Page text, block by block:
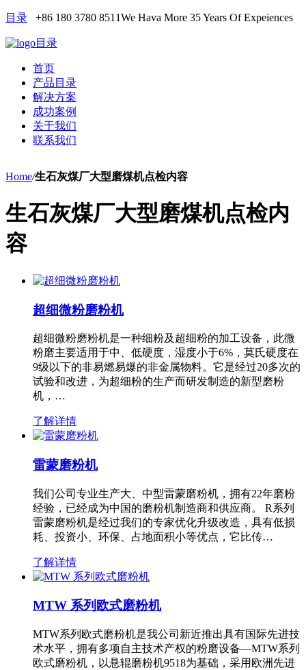
目录 +86 180 3780 8511We Hava More 35 Years Of Expeiences
目录
首页
产品目录
解决方案
成功案例
关于我们
联系我们
Home/生石灰煤厂大型磨煤机点检内容
生石灰煤厂大型磨煤机点检内
容
超细微粉磨粉机
超细微粉磨粉机是一种细粉及超细粉的加工设备，此微
粉磨主要适用于中、低硬度，湿度小于6%，莫氏硬度在
9级以下的非易燃易爆的非金属物料。它是经过20多次的
试验和改进，为超细粉的生产而研发制造的新型磨粉
机，…
了解详情
雷蒙磨粉机
我们公司专业生产大、中型雷蒙磨粉机，拥有22年磨粉
经验，已经成为中国的磨粉机制造商和供应商。 R系列
雷蒙磨粉机是经过我们的专家优化升级改造，具有低损
耗、投资小、环保、占地面积小等优点，它比传…
了解详情
MTW 系列欧式磨粉机
MTW系列欧式磨粉机是我公司新近推出具有国际先进技
术水平，拥有多项自主技术产权的粉磨设备—MTW系列
欧式磨粉机，以悬辊磨粉机9518为基础，采用欧洲先进